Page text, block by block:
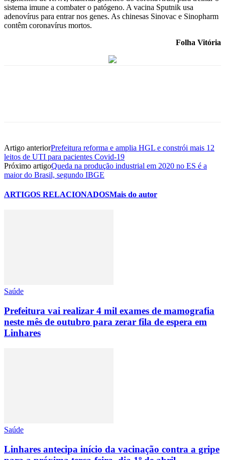
sistema imune a combater o patógeno. A vacina Sputnik usa
adenovírus para entrar nos genes. As chinesas Sinovac e Sinopharm
contêm coronavírus mortos.
Folha Vitória
Artigo anteriorPrefeitura reforma e amplia HGL e constrói mais 12
leitos de UTI para pacientes Covid-19
Próximo artigoQueda na produção industrial em 2020 no ES é a
maior do Brasil, segundo IBGE
ARTIGOS RELACIONADOSMais do autor
Saúde
Prefeitura vai realizar 4 mil exames de mamografia
neste mês de outubro para zerar fila de espera em
Linhares
Saúde
Linhares antecipa início da vacinação contra a gripe